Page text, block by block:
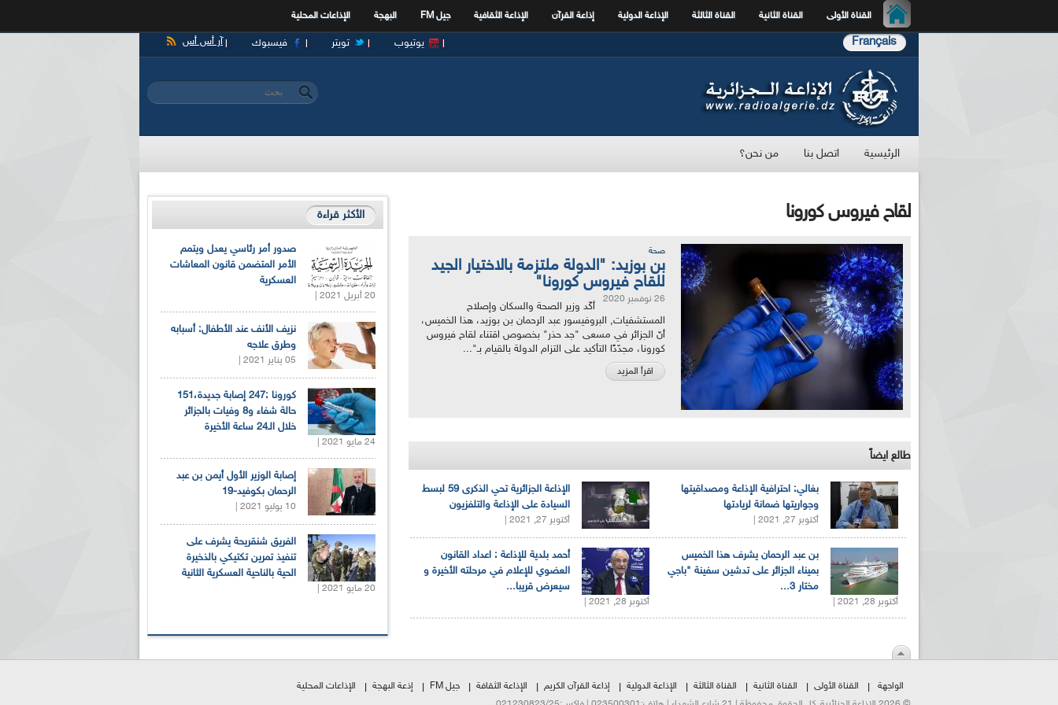
القناة الأولى القناة الثانية القناة الثالثة الإذاعة الدولية إذاعة القرآن الإذاعة الثقافية جيل FM البهجة الإذاعات المحلية
Français آر أس أس فيسبوك تويتر يوتيوب
استمارة البحث
‏بحث ‏
الرئيسية اتصل بنا من نحن؟
لقاح فيروس كورونا
صحة
بن بوزيد: "الدولة ملتزمة بالاختيار الجيد
للقاح فيروس كورونا"
26 نوفمبر 2020
أكّد وزير الصحة والسكان وإصلاح
المستشفيات, البروفيسور عبد الرحمان بن بوزيد، هذا الخميس،
أنّ الجزائر في مسعى "جد حذر" بخصوص اقتناء لقاح فيروس
كورونا، مجدّدًا التأكيد على التزام الدولة بالقيام بـ"...
اقرأ المزيد
طالع ايضاً
الإذاعة الجزائرية تحي الذكرى 59 لبسط
السيادة على الإذاعة والتلفزيون
أكتوبر 27, 2021 |
بغالي: احترافية الإذاعة ومصداقيتها
وجواريتها ضمانة لريادتها
أكتوبر 27, 2021 |
أحمد بلدية للإذاعة : اعداد القانون
العضوي للإعلام في مرحلته الأخيرة و
سيعرض قريبا...
أكتوبر 28, 2021 |
بن عبد الرحمان يشرف هذا الخميس
بميناء الجزائر على تدشين سفينة "باجي
مختار 3...
أكتوبر 28, 2021 |
الأكثر قراءة
صدور أمر رئاسي يعدل ويتمم
الأمر المتضمن قانون المعاشات
العسكرية
20 أبريل 2021 |
نزيف الأنف عند الأطفال: أسبابه
وطرق علاجه
05 يناير 2021 |
كورونا :247 إصابة جديدة،151
حالة شفاء و8 وفيات بالجزائر
خلال الـ24 ساعة الأخيرة
24 مايو 2021 |
إصابة الوزير الأول أيمن بن عبد
الرحمان بكوفيد-19
10 يوليو 2021 |
الفريق شنقريحة يشرف على
تنفيذ تمرين تكتيكي بالذخيرة
الحية بالناحية العسكرية الثانية
20 مايو 2021 |
الواجهة القناة الأولى القناة الثانية القناة الثالثة الإذاعة الدولية إذاعة القرآن الكريم الإذاعة الثقافة جيل FM إذعة البهجة
الإذاعات المحلية